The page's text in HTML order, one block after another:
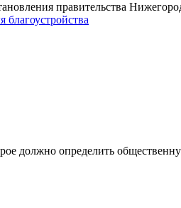
правительства
благоустройства
должно определить